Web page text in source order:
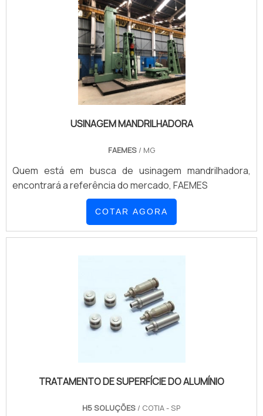
USINAGEM MANDRILHADORA
FAEMES/ MG
Quem está em busca de usinagem mandrilhadora,
encontrará a referência do mercado, FAEMES
COTAR AGORA
TRATAMENTO DE SUPERFÍCIE DO ALUMÍNIO
H5 SOLUÇÕES / COTIA - SP